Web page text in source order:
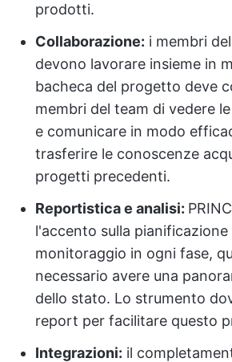
prodotti.
Collaborazione: i membri
devono lavorare insieme in
bacheca del progetto deve
membri del team di vedere
e comunicare in modo
trasferire le conoscenze
progetti precedenti.
Reportistica e analisi:
l'accento sulla pianificazione
monitoraggio in ogni fase,
necessario avere una
dello stato. Lo strumento
report per facilitare questo
Integrazioni: il